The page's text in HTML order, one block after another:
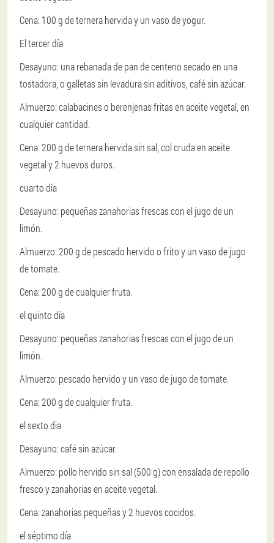
Cena: 100 g de ternera hervida y un vaso de yogur.
El tercer día
Desayuno: una rebanada de pan de centeno secado en una
tostadora, o galletas sin levadura sin aditivos, café sin azúcar.
Almuerzo: calabacines o berenjenas fritas en aceite vegetal, en
cualquier cantidad.
Cena: 200 g de ternera hervida sin sal, col cruda en aceite
vegetal y 2 huevos duros.
cuarto día
Desayuno: pequeñas zanahorias frescas con el jugo de un
limón.
Almuerzo: 200 g de pescado hervido o frito y un vaso de jugo
de tomate.
Cena: 200 g de cualquier fruta.
el quinto día
Desayuno: pequeñas zanahorias frescas con el jugo de un
limón.
Almuerzo: pescado hervido y un vaso de jugo de tomate.
Cena: 200 g de cualquier fruta.
el sexto dia
Desayuno: café sin azúcar.
Almuerzo: pollo hervido sin sal (500 g) con ensalada de repollo
fresco y zanahorias en aceite vegetal.
Cena: zanahorias pequeñas y 2 huevos cocidos.
el séptimo día